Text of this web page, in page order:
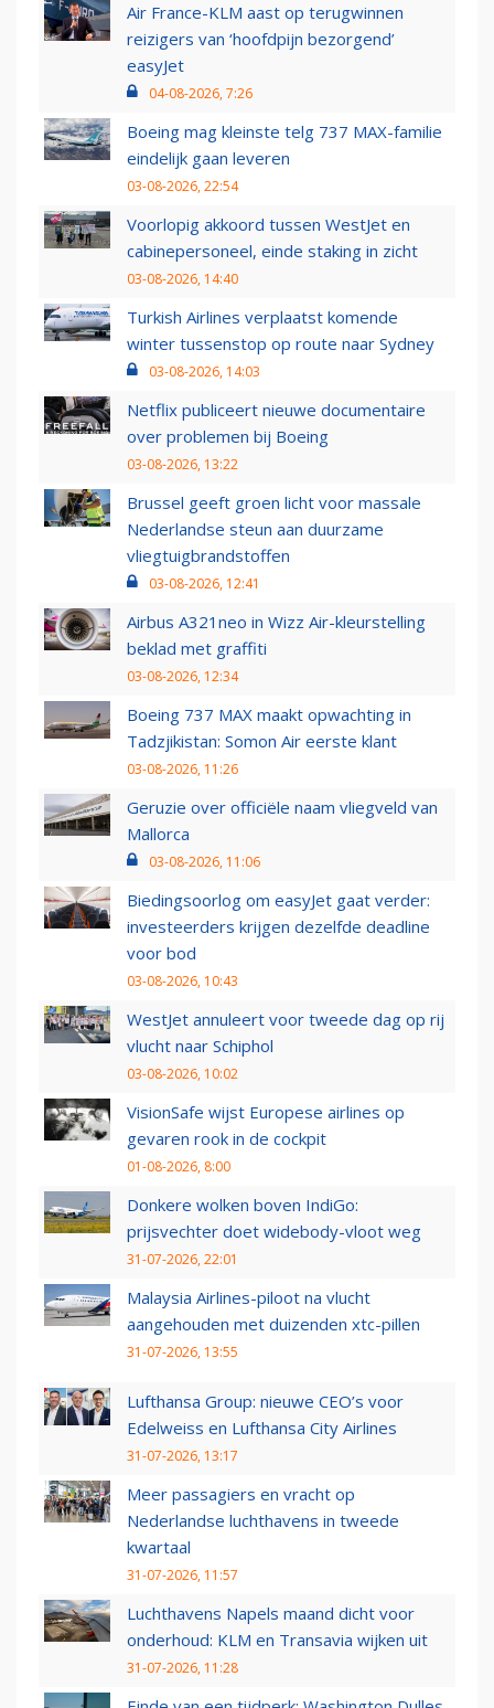
Air France-KLM aast op terugwinnen
reizigers van ‘hoofdpijn bezorgend’
easyJet
04-08-2026, 7:26
Boeing mag kleinste telg 737 MAX-familie
eindelijk gaan leveren
03-08-2026, 22:54
Voorlopig akkoord tussen WestJet en
cabinepersoneel, einde staking in zicht
03-08-2026, 14:40
Turkish Airlines verplaatst komende
winter tussenstop op route naar Sydney
03-08-2026, 14:03
Netflix publiceert nieuwe documentaire
over problemen bij Boeing
03-08-2026, 13:22
Brussel geeft groen licht voor massale
Nederlandse steun aan duurzame
vliegtuigbrandstoffen
03-08-2026, 12:41
Airbus A321neo in Wizz Air-kleurstelling
beklad met graffiti
03-08-2026, 12:34
Boeing 737 MAX maakt opwachting in
Tadzjikistan: Somon Air eerste klant
03-08-2026, 11:26
Geruzie over officiële naam vliegveld van
Mallorca
03-08-2026, 11:06
Biedingsoorlog om easyJet gaat verder:
investeerders krijgen dezelfde deadline
voor bod
03-08-2026, 10:43
WestJet annuleert voor tweede dag op rij
vlucht naar Schiphol
03-08-2026, 10:02
VisionSafe wijst Europese airlines op
gevaren rook in de cockpit
01-08-2026, 8:00
Donkere wolken boven IndiGo:
prijsvechter doet widebody-vloot weg
31-07-2026, 22:01
Malaysia Airlines-piloot na vlucht
aangehouden met duizenden xtc-pillen
31-07-2026, 13:55
Lufthansa Group: nieuwe CEO’s voor
Edelweiss en Lufthansa City Airlines
31-07-2026, 13:17
Meer passagiers en vracht op
Nederlandse luchthavens in tweede
kwartaal
31-07-2026, 11:57
Luchthavens Napels maand dicht voor
onderhoud: KLM en Transavia wijken uit
31-07-2026, 11:28